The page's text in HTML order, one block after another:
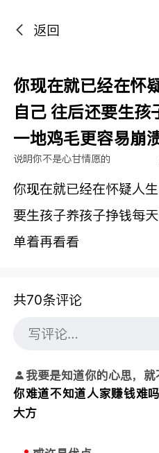
返回
你现在就已经在怀
自己 往后还要生孩
一地鸡毛更容易崩
说明你不是心甘情愿的
你现在就已经在怀疑人
要生孩子养孩子挣钱每
单着再看看
共70条评论
我要是知道你的心思，就
你难道不知道人家赚钱难
大方